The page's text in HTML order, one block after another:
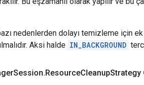
nedenlerden dolayı temizleme için
Aksi halde IN_BACKGROUND
Session.ResourceCleanupStrategy